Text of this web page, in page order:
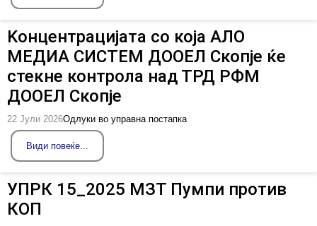
Kонцентрацијата со која АЛО
МЕДИА СИСТЕМ ДООЕЛ Скопје ќе
стекне контрола над ТРД РФМ
ДООЕЛ Скопје
22 Јули 2026Одлуки во управна постапка
Види повеќе...
УПРК 15_2025 МЗТ Пумпи против
КОП